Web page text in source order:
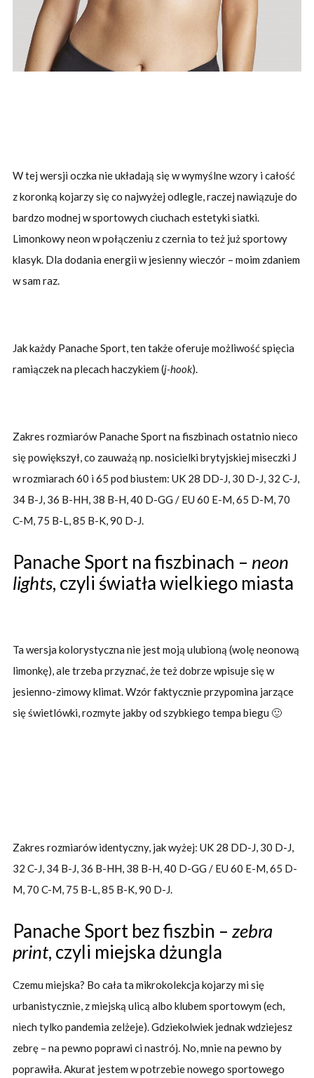
W tej wersji oczka nie układają się w wymyślne wzory i całość
z koronką kojarzy się co najwyżej odlegle, raczej nawiązuje do
bardzo modnej w sportowych ciuchach estetyki siatki.
Limonkowy neon w połączeniu z czernia to też już sportowy
klasyk. Dla dodania energii w jesienny wieczór – moim zdaniem
w sam raz.
Jak każdy Panache Sport, ten także oferuje możliwość spięcia
ramiączek na plecach haczykiem (j-hook).
Zakres rozmiarów Panache Sport na fiszbinach ostatnio nieco
się powiększył, co zauważą np. nosicielki brytyjskiej miseczki J
w rozmiarach 60 i 65 pod biustem: UK 28 DD-J, 30 D-J, 32 C-J,
34 B-J, 36 B-HH, 38 B-H, 40 D-GG / EU 60 E-M, 65 D-M, 70
C-M, 75 B-L, 85 B-K, 90 D-J.
Panache Sport na fiszbinach – neon
lights, czyli światła wielkiego miasta
Ta wersja kolorystyczna nie jest moją ulubioną (wolę neonową
limonkę), ale trzeba przyznać, że też dobrze wpisuje się w
jesienno-zimowy klimat. Wzór faktycznie przypomina jarzące
się świetlówki, rozmyte jakby od szybkiego tempa biegu 🙂
Zakres rozmiarów identyczny, jak wyżej: UK 28 DD-J, 30 D-J,
32 C-J, 34 B-J, 36 B-HH, 38 B-H, 40 D-GG / EU 60 E-M, 65 D-
M, 70 C-M, 75 B-L, 85 B-K, 90 D-J.
Panache Sport bez fiszbin – zebra
print, czyli miejska dżungla
Czemu miejska? Bo cała ta mikrokolekcja kojarzy mi się
urbanistycznie, z miejską ulicą albo klubem sportowym (ech,
niech tylko pandemia zelżeje). Gdziekolwiek jednak wdziejesz
zebrę – na pewno poprawi ci nastrój. No, mnie na pewno by
poprawiła. Akurat jestem w potrzebie nowego sportowego